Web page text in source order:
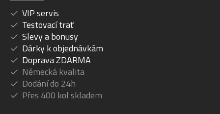
VIP servis
Testovací trať
Slevy a bonusy
Dárky k objednávkám
Doprava ZDARMA
Německá kvalita
Dodání do 24h
Přes 400 kol skladem